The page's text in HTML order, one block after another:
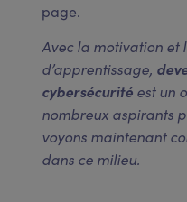
page.
Avec la motivation et
d’apprentissage,
cybersécurité est un
nombreux aspirants
voyons maintenant
dans ce milieu.